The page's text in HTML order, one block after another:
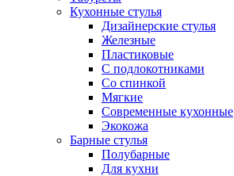
Кухонные стулья
Дизайнерские стулья
Железные
Пластиковые
С подлокотниками
Со спинкой
Мягкие
Современные кухонные
Экокожа
Барные стулья
Полубарные
Для кухни